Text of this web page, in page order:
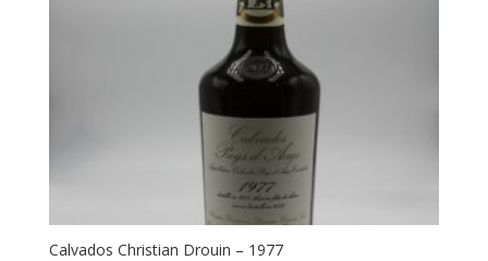
Calvados Christian Drouin – 1977